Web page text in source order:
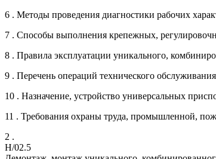
6 . Методы проведения диагностики рабочих
7 . Способы выполнения крепежных,
8 . Правила эксплуатации уникального,
9 . Перечень операций технического
10 . Назначение, устройство универсальных
11 . Требования охраны труда, промышленной,
2 .
H/02.5